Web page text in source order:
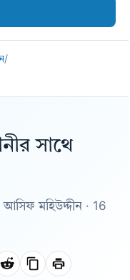
/
সাথে
মহিউদ্দীন · 16